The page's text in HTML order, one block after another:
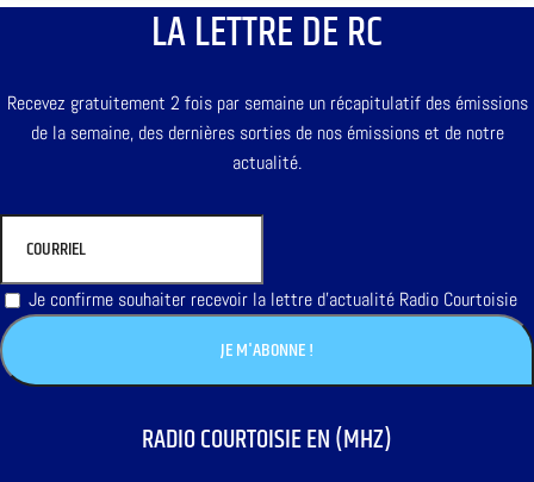
LA LETTRE DE RC
Recevez gratuitement 2 fois par semaine un récapitulatif des émissions
de la semaine, des dernières sorties de nos émissions et de notre
actualité.
Je confirme souhaiter recevoir la lettre d'actualité Radio Courtoisie
RADIO COURTOISIE EN (MHZ)